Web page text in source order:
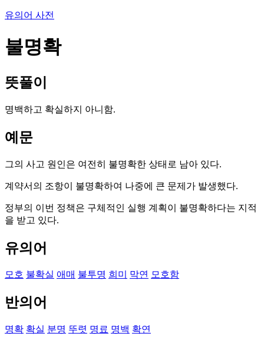
유의어 사전
불명확
뜻풀이
명백하고 확실하지 아니함.
예문
그의 사고 원인은 여전히 불명확한 상태로 남아 있다.
계약서의 조항이 불명확하여 나중에 큰 문제가 발생했다.
정부의 이번 정책은 구체적인 실행 계획이 불명확하다는 지적
을 받고 있다.
유의어
모호 불확실 애매 불투명 희미 막연 모호함
반의어
명확 확실 분명 뚜렷 명료 명백 확연